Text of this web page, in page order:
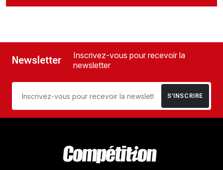
Newsletter
Inscrivez-vous pour recevoir la
newsletter
S’INSCRIRE